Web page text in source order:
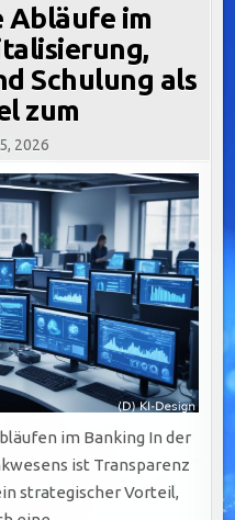
Abläufe im
Schulung als
zum
2026
im Banking In der
ist Transparenz
strategischer Vorteil,